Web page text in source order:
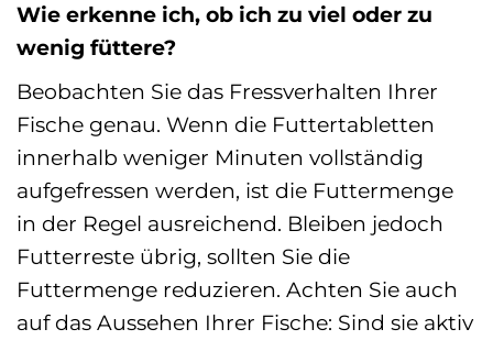
Wie erkenne ich, ob ich zu viel oder zu
wenig füttere?
Beobachten Sie das Fressverhalten Ihrer
Fische genau. Wenn die Futtertabletten
innerhalb weniger Minuten vollständig
aufgefressen werden, ist die Futtermenge
in der Regel ausreichend. Bleiben jedoch
Futterreste übrig, sollten Sie die
Futtermenge reduzieren. Achten Sie auch
auf das Aussehen Ihrer Fische: Sind sie aktiv